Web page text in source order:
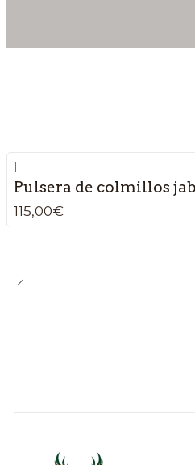
|
Pulsera de colmillos
115,00€